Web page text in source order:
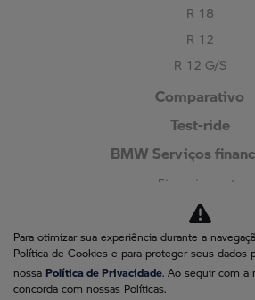
R 18
R 12
R 12 G/S
Comparativo
Test-ride
BMW Serviços
Financiamento
Consórcio
Seguro
Pós-vendas
Agendar serviços
Para otimizar sua experiência durante a
Política de Cookies e para proteger seus dados
nossa Política de Privacidade. Ao seguir com a
concorda com nossas Políticas.